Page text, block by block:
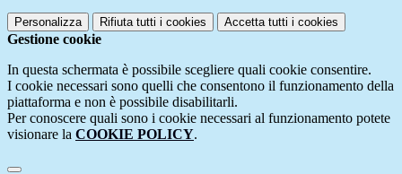
Personalizza Rifiuta tutti i cookies Accetta tutti i cookies
Gestione cookie
In questa schermata è possibile scegliere quali cookie consentire.
I cookie necessari sono quelli che consentono il funzionamento della
piattaforma e non è possibile disabilitarli.
Per conoscere quali sono i cookie necessari al funzionamento potete
visionare la COOKIE POLICY.